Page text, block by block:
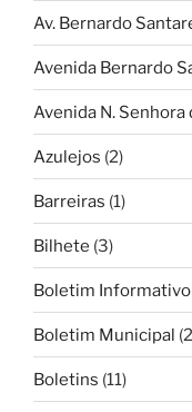
Av. Bernardo
Avenida Bernardo
Avenida N. Senhora
Azulejos (2)
Barreiras (1)
Bilhete (3)
Boletim Informativo
Boletim Municipal
Boletins (11)